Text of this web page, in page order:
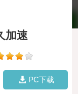
加速
PC下载